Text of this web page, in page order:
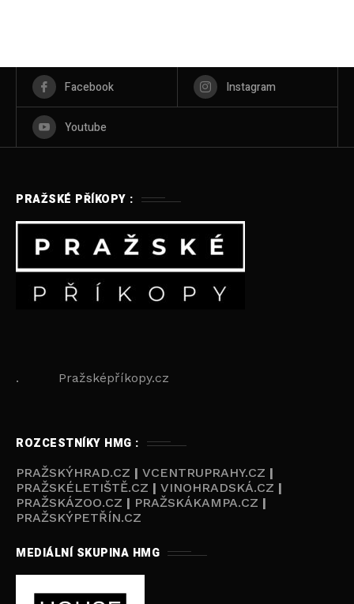
Facebook Instagram
Youtube
PRAŽSKÉ PŘÍKOPY :
. Pražsképříkopy.cz
ROZCESTNÍKY HMG :
PRAŽSKÝHRAD.CZ | VCENTRUPRAHY.CZ |
PRAŽSKÉLETIŠTĚ.CZ | VINOHRADSKÁ.CZ |
PRAŽSKÁZOO.CZ | PRAŽSKÁKAMPA.CZ |
PRAŽSKÝPETŘÍN.CZ
MEDIÁLNÍ SKUPINA HMG